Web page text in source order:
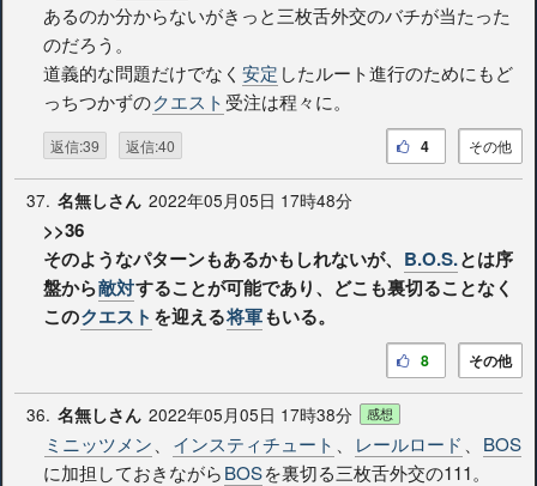
あるのか分からないがきっと三枚舌外交のバチが当たった
のだろう。
道義的な問題だけでなく 安定 したルート進行のためにもど
っちつかずのクエスト 受注は程々に。
返信:39 返信:40 その他
4
37. 名無しさん 2022年05月05日 17時48分
>>36
そのようなパターンもあるかもしれないが、 B.O.S.とは序
盤から敵対することが可能であり、どこも裏切ることなく
このクエスト を迎える将軍もいる。
その他
8
36. 名無しさん 2022年05月05日 17時38分 感想
ミニッツメン インスティチュート レールロード
BOS
に加担しておきながらBOSを裏切る三枚舌外交の111。